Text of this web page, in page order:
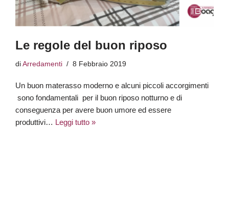
Le regole del buon riposo
di Arredamenti 8 Febbraio 2019
Un buon materasso moderno e alcuni piccoli accorgimenti
sono fondamentali per il buon riposo notturno e di
conseguenza per avere buon umore ed essere
produttivi… Leggi tutto »